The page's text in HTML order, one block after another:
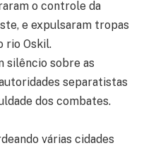
o controle da
e expulsaram tropas
rio Oskil.
silêncio sobre as
separatistas
dos combates.
várias cidades